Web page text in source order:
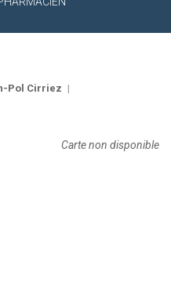
Pol Cirriez
Carte non disponible